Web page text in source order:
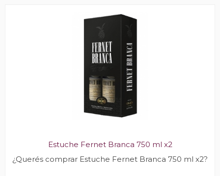
Estuche Fernet Branca 750 ml x2
¿Querés comprar Estuche Fernet Branca 750 ml x2?